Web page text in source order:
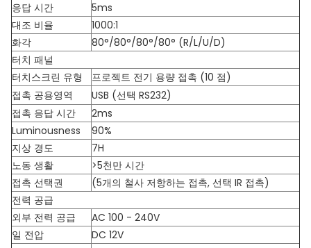
응답 시간
5ms
대조 비율
1000:1
화각
80°/80°/80°/80° (R/L/U/D)
터치 패널
터치스크린 유형
프로젝트 전기 용량 접촉 (10 점)
접촉 공용영역
USB (선택 RS232)
접촉 응답 시간
2ms
Luminousness
90%
지상 경도
7H
노동 생활
>5천만 시간
접촉 선택권
(5개의 철사 저항하는 접촉, 선택 IR 접촉)
전력 공급
외부 전력 공급
AC 100 - 240V
일 전압
DC 12V